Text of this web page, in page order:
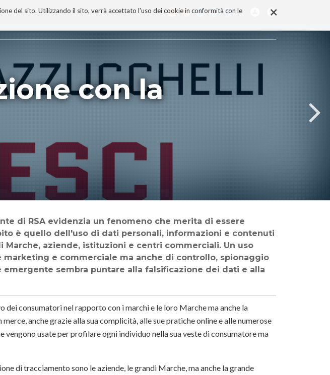
×
del sito. Utilizzando il sito, verrà accettato l'uso dei cookie in conformità con le
PROGETTO
con la
è quello dell'uso di dati personali, informazioni e contenuti
Marche, aziende, istituzioni e centri commerciali. Un uso
e commerciale ma anche di controllo, spionaggio
emergente sembra puntare alla falsificazione dei dati e alla
dei consumatori nel rapporto con i marchi e le loro Marche ma anche la
anche grazie alla sua complicità, alle sue pratiche online e alle numerose
vengono usate per profilare ogni individuo nella sua veste di consumatore ma
di tracciamento sono le aziende, le grandi Marche, ma anche la grande